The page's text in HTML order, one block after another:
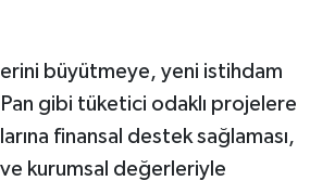
büyütmeye, yeni istihdam
gibi tüketici odaklı projelere
finansal destek sağlaması,
kurumsal değerleriyle